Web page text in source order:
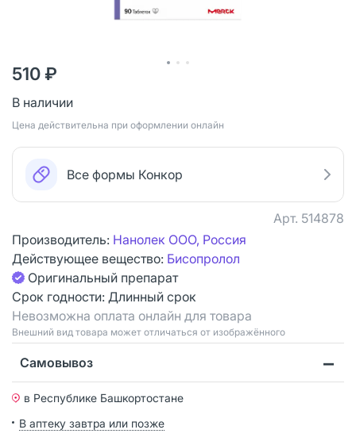
510 ₽
В наличии
Цена действительна при оформлении онлайн
Все формы Конкор
Арт. 514878
Производитель: Нанолек ООО, Россия
Действующее вещество: Бисопролол
Оригинальный препарат
Срок годности: Длинный срок
Невозможна оплата онлайн для товара
Bнешний вид товара может отличаться от изображённого
Самовывоз
в Республике Башкортостане
В аптеку завтра или позже